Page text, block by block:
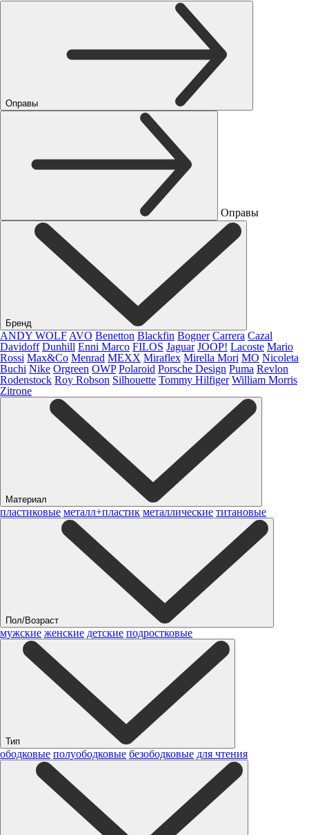
Оправы
Оправы
Бренд
ANDY WOLF AVO Benetton Blackfin Bogner Carrera Cazal
Davidoff Dunhill Enni Marco FILOS Jaguar JOOP! Lacoste Mario
Rossi Max&Co Menrad MEXX Miraflex Mirella Mori MO Nicoleta
Buchi Nike Orgreen OWP Polaroid Porsche Design Puma Revlon
Rodenstock Roy Robson Silhouette Tommy Hilfiger William Morris
Zitrone
Материал
пластиковые металл+пластик металлические титановые
Пол/Возраст
мужские женские детские подростковые
Тип
ободковые полуободковые безободковые для чтения